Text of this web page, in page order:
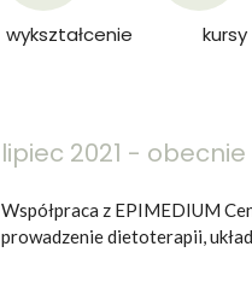
wykształcenie kursy
lipiec 2021 - obecnie
Współpraca z EPIMEDIUM
prowadzenie dietoterapii,